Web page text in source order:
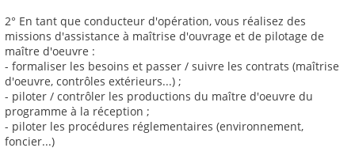
2° En tant que conducteur d'opération, vous réalisez des
missions d'assistance à maîtrise d'ouvrage et de pilotage de
maître d'oeuvre :
- formaliser les besoins et passer / suivre les contrats (maîtrise
d'oeuvre, contrôles extérieurs...) ;
- piloter / contrôler les productions du maître d'oeuvre du
programme à la réception ;
- piloter les procédures réglementaires (environnement,
foncier...)